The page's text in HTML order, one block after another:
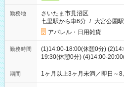
勤務地
さいたま市見沼区
七里駅から車6分 / 大宮公園駅
アパレル・日用雑貨
勤務時間
(1)14:00-18:00(休憩0分)
19:30(休憩0分) (4)14:00-
ます
期間 1ヶ月以上3ヶ月未満／即日～